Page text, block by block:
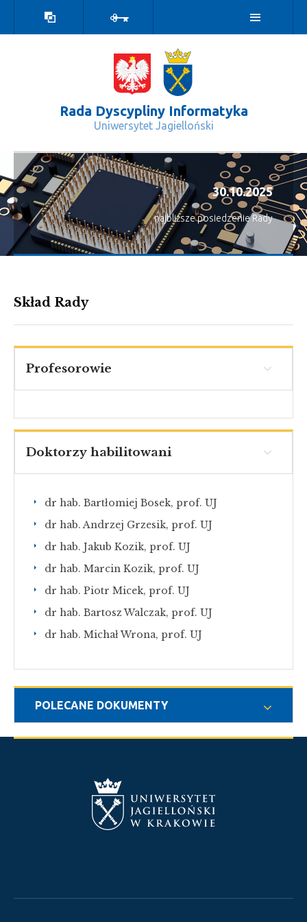
kontrastowa
Rada Dyscypliny Informatyka
Uniwersytet Jagielloński
#start - Rada Dyscypliny
30.10.2025
najbliższe posiedzenie Rady
POLECANE DOKUMENTY
Skład Rady
Profesorowie
Doktorzy habilitowani
dr hab. Bartłomiej Bosek, prof. UJ
dr hab. Andrzej Grzesik, prof. UJ
dr hab. Jakub Kozik, prof. UJ
dr hab. Marcin Kozik, prof. UJ
dr hab. Piotr Micek, prof. UJ
dr hab. Bartosz Walczak, prof. UJ
dr hab. Michał Wrona, prof. UJ